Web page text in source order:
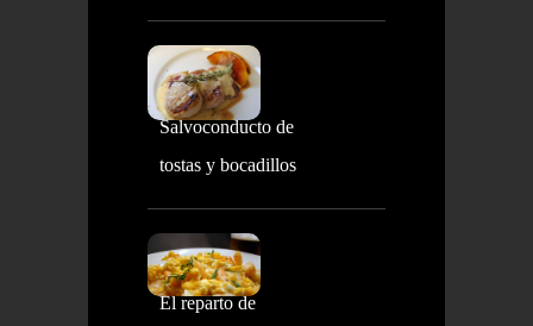
Salvoconducto de
tostas y bocadillos
El reparto de